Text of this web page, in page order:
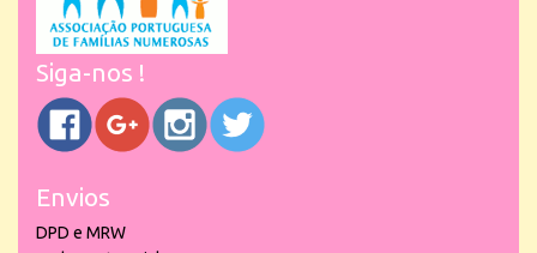
Siga-nos !
Envios
DPD e MRW